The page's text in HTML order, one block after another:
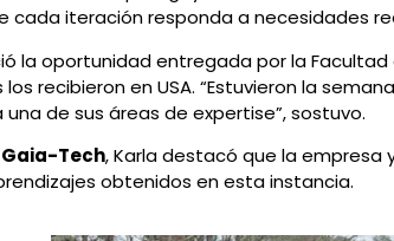
cada iteración responda a necesidades
la oportunidad entregada por la
recibieron en USA. “Estuvieron la
de sus áreas de expertise”, sostuvo.
Gaia-Tech, Karla destacó que la empresa
obtenidos en esta instancia.